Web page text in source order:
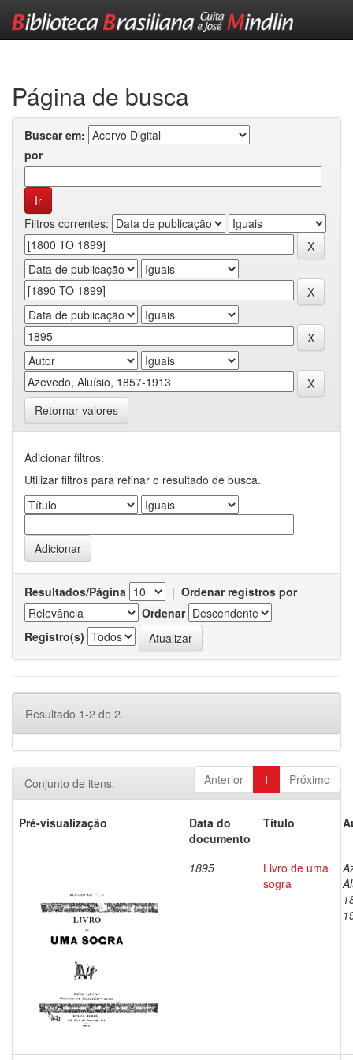
Página de busca
Buscar em:
por
Filtros correntes:
Retornar valores
Adicionar filtros:
Utilizar filtros para refinar o resultado de busca.
Resultados/Página | Ordenar registros por
Ordenar
Registro(s)
Resultado 1-2 de 2.
Anterior 1 Próximo
Conjunto de itens:
Pré-visualização
Data do
documento
Título
1895
Livro de uma
sogra